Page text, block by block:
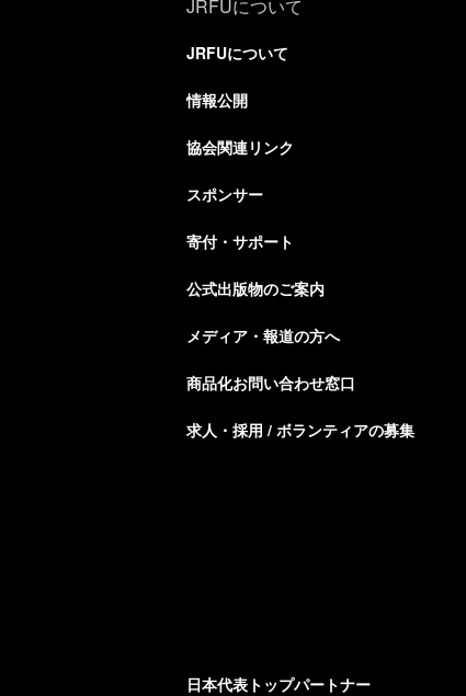
JRFUについて
JRFUについて
情報公開
協会関連リンク
スポンサー
寄付・サポート
公式出版物のご案内
メディア・報道の方へ
商品化お問い合わせ窓口
求人・採用 / ボランティアの募集
日本代表トップパートナー